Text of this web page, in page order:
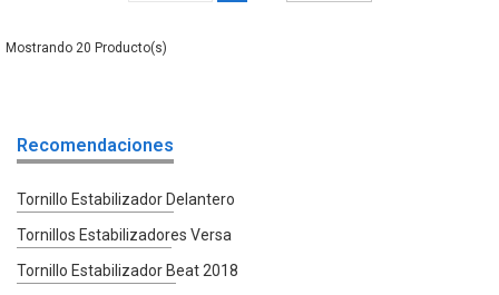
20
Recomendaciones
Tornillo Estabilizador Delantero
Tornillos Estabilizadores Versa
Tornillo Estabilizador Beat 2018